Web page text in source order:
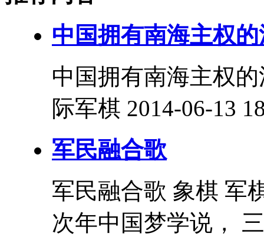
中国拥有南海主权
中国拥有南海主权
际军棋 2014-06-13
军民融合歌
军民融合歌 象棋 军
次年中国梦学说，